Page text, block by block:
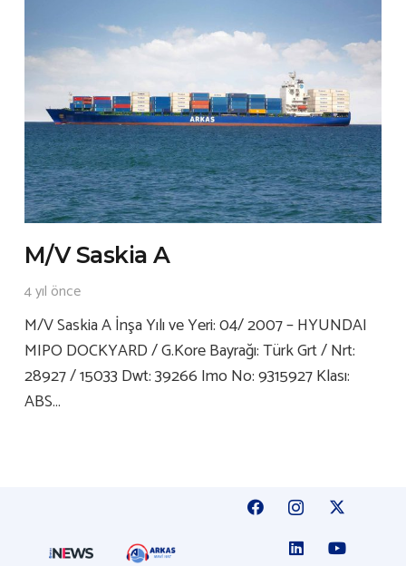
M/V Saskia A
4 yıl önce
M/V Saskia A İnşa Yılı ve Yeri: 04/ 2007 – HYUNDAI
MIPO DOCKYARD / G.Kore Bayrağı: Türk Grt / Nrt:
28927 / 15033 Dwt: 39266 Imo No: 9315927 Klası:
ABS…